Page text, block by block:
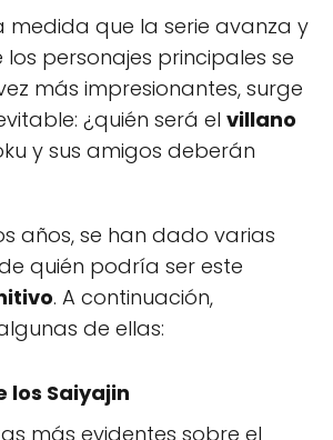
medida que la serie avanza y
personajes principales se
más impresionantes, surge
¿quién será el villano
y sus amigos deberán
años, se han dado varias
quién podría ser este
. A continuación,
de ellas:
los Saiyajin
más evidentes sobre el